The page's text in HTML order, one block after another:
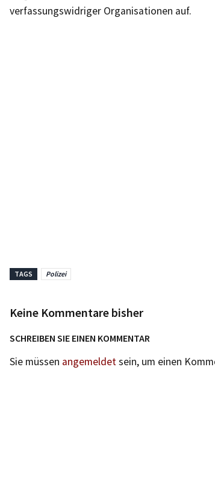
verfassungswidriger Organisationen auf.
TAGS Polizei
Keine Kommentare bisher
SCHREIBEN SIE EINEN KOMMENTAR
Sie müssen angemeldetsein, um einen